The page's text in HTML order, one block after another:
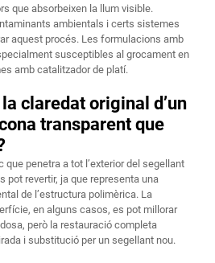
que absorbeixen la llum visible.
ambientals i certs sistemes
aquest procés. Les formulacions amb
susceptibles al grocament en
amb catalitzador de platí.
claredat original d’un
transparent que
que penetra a tot l’exterior del segellant
pot revertir, ja que representa una
de l’estructura polimèrica. La
en alguns casos, es pot millorar
però la restauració completa
i substitució per un segellant nou.